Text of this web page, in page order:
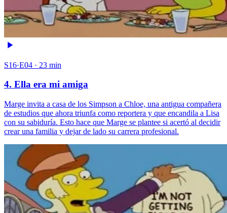
S16·E04 · 23 min
4. Ella era mi amiga
Marge invita a casa de los Simpson a Chloe, una antigua compañera
de estudios que ahora triunfa como reportera y que encandila a Lisa
con su sabiduría. Esto hace que Marge se plantee si acertó al decidir
crear una familia y dejar de lado su carrera profesional.